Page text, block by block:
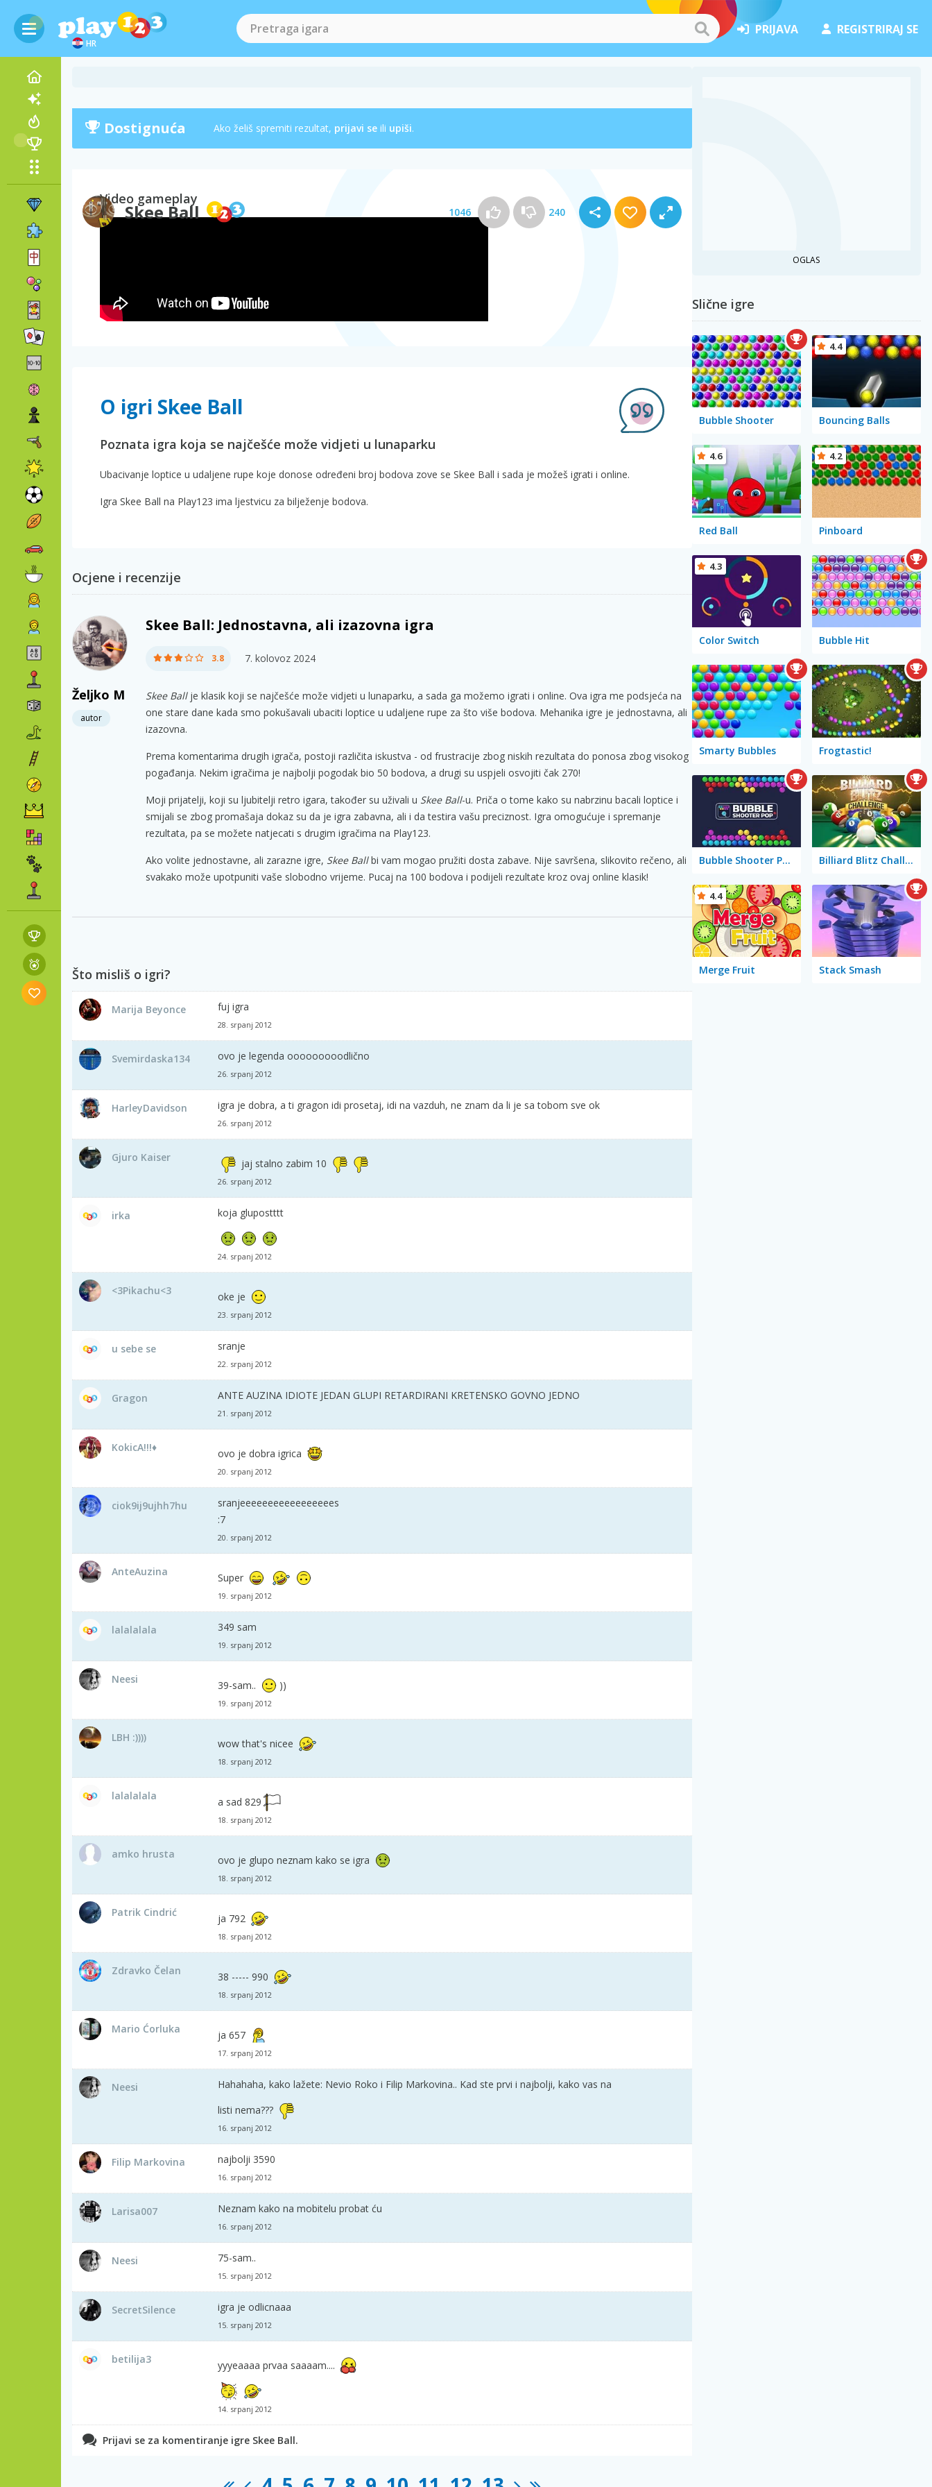
HR
PRIJAVA REGISTRIRAJ SE
Skee Ball 1046 240
Dostignuća Ako želiš spremiti rezultat, prijavi se ili upiši.
Video gameplay
O igri Skee Ball
Poznata igra koja se najčešće može vidjeti u lunaparku
Ubacivanje loptice u udaljene rupe koje donose određeni broj bodova zove se Skee Ball i sada je možeš igrati i online.
Igra Skee Ball na Play123 ima ljestvicu za bilježenje bodova.
Ocjene i recenzije
Željko M
autor
Skee Ball: Jednostavna, ali izazovna igra
3.8 7. kolovoz 2024
Skee Ballje klasik koji se najčešće može vidjeti u lunaparku, a sada ga možemo igrati i online. Ova igra me podsjeća na
one stare dane kada smo pokušavali ubaciti loptice u udaljene rupe za što više bodova. Mehanika igre je jednostavna, ali
izazovna.
Prema komentarima drugih igrača, postoji različita iskustva - od frustracije zbog niskih rezultata do ponosa zbog visokog
pogađanja. Nekim igračima je najbolji pogodak bio 50 bodova, a drugi su uspjeli osvojiti čak 270!
Moji prijatelji, koji su ljubitelji retro igara, također su uživali u Skee Ball-u. Priča o tome kako su nabrzinu bacali loptice i
smijali se zbog promašaja dokaz su da je igra zabavna, ali i da testira vašu preciznost. Igra omogućuje i spremanje
rezultata, pa se možete natjecati s drugim igračima na Play123.
Ako volite jednostavne, ali zarazne igre, Skee Ballbi vam mogao pružiti dosta zabave. Nije savršena, slikovito rečeno, ali
svakako može upotpuniti vaše slobodno vrijeme. Pucaj na 100 bodova i podijeli rezultate kroz ovaj online klasik!
Što misliš o igri?
Marija Beyonce fuj igra
28. srpanj 2012
Svemirdaska134 ovo je legenda ooooooooodlično
26. srpanj 2012
HarleyDavidson igra je dobra, a ti gragon idi prosetaj, idi na vazduh, ne znam da li je sa tobom sve ok
26. srpanj 2012
Gjuro Kaiser jaj stalno zabim 10
26. srpanj 2012
irka koja glupostttt
24. srpanj 2012
<3Pikachu<3 oke je
23. srpanj 2012
u sebe se sranje
22. srpanj 2012
Gragon ANTE AUZINA IDIOTE JEDAN GLUPI RETARDIRANI KRETENSKO GOVNO JEDNO
21. srpanj 2012
KokicA!!!♦ ovo je dobra igrica
20. srpanj 2012
ciok9ij9ujhh7hu
sranjeeeeeeeeeeeeeeeees
:7
20. srpanj 2012
AnteAuzina Super
19. srpanj 2012
lalalalala 349 sam
19. srpanj 2012
Neesi 39-sam.. ))
19. srpanj 2012
LBH :)))) wow that's nicee
18. srpanj 2012
lalalalala a sad 829
18. srpanj 2012
amko hrusta ovo je glupo neznam kako se igra
18. srpanj 2012
Patrik Cindrić ja 792
18. srpanj 2012
Zdravko Čelan 38 ----- 990
18. srpanj 2012
Mario Ćorluka ja 657
17. srpanj 2012
Neesi
Hahahaha, kako lažete: Nevio Roko i Filip Markovina.. Kad ste prvi i najbolji, kako vas na
listi nema???
16. srpanj 2012
Filip Markovina najbolji 3590
16. srpanj 2012
Larisa007 Neznam kako na mobitelu probat ću
16. srpanj 2012
Neesi 75-sam..
15. srpanj 2012
SecretSilence igra je odlicnaaa
15. srpanj 2012
betilija3 yyyeaaaa prvaa saaaam....
14. srpanj 2012
Prijavi se za komentiranje igre Skee Ball.
OGLAS
Slične igre
Bubble Shooter Bouncing Balls
4.4
Red Ball
4.6
Pinboard
4.2
Color Switch
4.3
Bubble Hit
Smarty Bubbles Frogtastic!
Bubble Shooter Pop Billiard Blitz Challenge
Merge Fruit
4.4
Stack Smash